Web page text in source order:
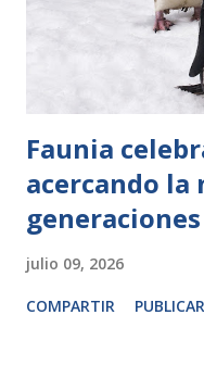
Faunia
acercando la
julio 09, 2026
COMPARTIR